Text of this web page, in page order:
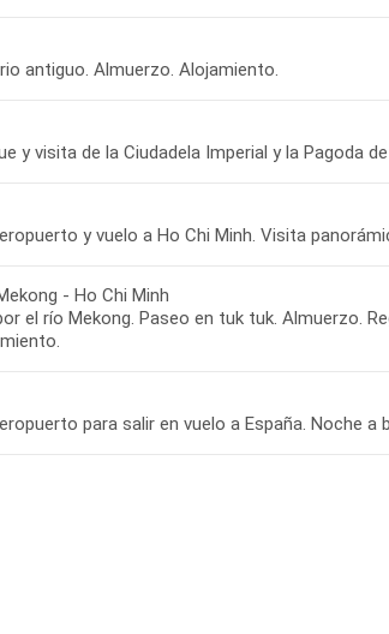
antiguo. Almuerzo. Alojamiento.
y visita de la Ciudadela Imperial y la Pagoda
y vuelo a Ho Chi Minh. Visita
- Ho Chi Minh
el río Mekong. Paseo en tuk tuk. Almuerzo.
para salir en vuelo a España. Noche a